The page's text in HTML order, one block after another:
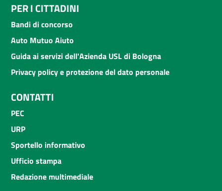
PER I CITTADINI
Bandi di concorso
Auto Mutuo Aiuto
Guida ai servizi dell'Azienda USL di Bologna
Privacy policy e protezione del dato personale
CONTATTI
PEC
URP
Sportello informativo
Ufficio stampa
Redazione multimediale